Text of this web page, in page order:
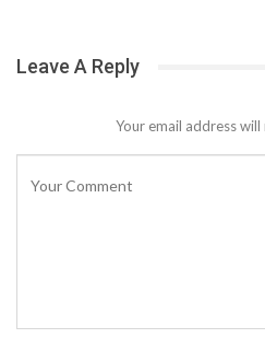
Leave A Reply
Your email address